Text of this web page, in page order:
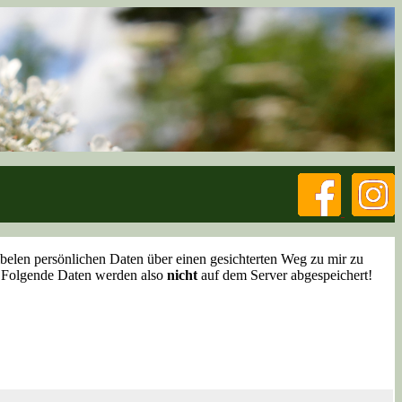
persönlichen Daten über einen gesichterten Weg zu mir zu
Daten werden also nicht auf dem Server abgespeichert!